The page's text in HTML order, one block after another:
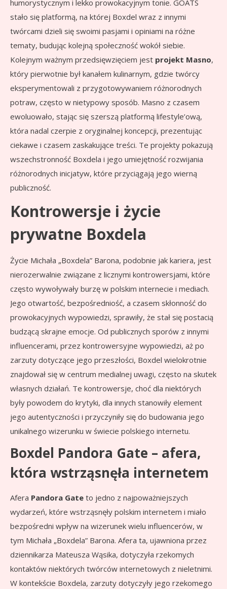
humorystycznym i lekko prowokacyjnym tonie. GOATS
stało się platformą, na której Boxdel wraz z innymi
twórcami dzieli się swoimi pasjami i opiniami na różne
tematy, budując kolejną społeczność wokół siebie.
Kolejnym ważnym przedsięwzięciem jest projekt Masno,
który pierwotnie był kanałem kulinarnym, gdzie twórcy
eksperymentowali z przygotowywaniem różnorodnych
potraw, często w nietypowy sposób. Masno z czasem
ewoluowało, stając się szerszą platformą lifestyle’ową,
która nadal czerpie z oryginalnej koncepcji, prezentując
ciekawe i czasem zaskakujące treści. Te projekty pokazują
wszechstronność Boxdela i jego umiejętność rozwijania
różnorodnych inicjatyw, które przyciągają jego wierną
publiczność.
Kontrowersje i życie
prywatne Boxdela
Życie Michała „Boxdela” Barona, podobnie jak kariera, jest
nierozerwalnie związane z licznymi kontrowersjami, które
często wywoływały burzę w polskim internecie i mediach.
Jego otwartość, bezpośredniość, a czasem skłonność do
prowokacyjnych wypowiedzi, sprawiły, że stał się postacią
budzącą skrajne emocje. Od publicznych sporów z innymi
influencerami, przez kontrowersyjne wypowiedzi, aż po
zarzuty dotyczące jego przeszłości, Boxdel wielokrotnie
znajdował się w centrum medialnej uwagi, często na skutek
własnych działań. Te kontrowersje, choć dla niektórych
były powodem do krytyki, dla innych stanowiły element
jego autentyczności i przyczyniły się do budowania jego
unikalnego wizerunku w świecie polskiego internetu.
Boxdel Pandora Gate – afera,
która wstrząsnęła internetem
Afera Pandora Gate to jedno z najpoważniejszych
wydarzeń, które wstrząsnęły polskim internetem i miało
bezpośredni wpływ na wizerunek wielu influencerów, w
tym Michała „Boxdela” Barona. Afera ta, ujawniona przez
dziennikarza Mateusza Wąsika, dotyczyła rzekomych
kontaktów niektórych twórców internetowych z nieletnimi.
W kontekście Boxdela, zarzuty dotyczyły jego rzekomego